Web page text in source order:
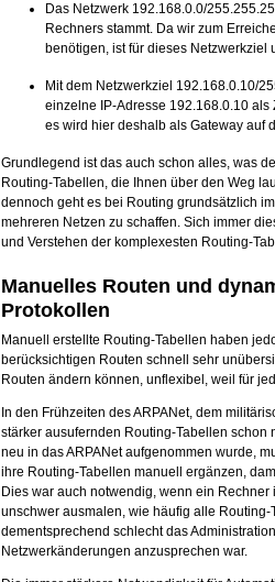
Das Netzwerk 192.168.0.0/
Rechners stammt. Da wir zum
benötigen, ist für dieses Netzwerkziel
Mit dem Netzwerkziel 192.168.0.10/
einzelne IP-Adresse 192.168.0.10
es wird hier deshalb als Gateway auf
Grundlegend ist das auch schon alles, was
Routing-Tabellen, die Ihnen über den Weg
dennoch geht es bei Routing grundsätzlich
mehreren Netzen zu schaffen. Sich immer
und Verstehen der komplexesten Routing-
Manuelles Routen und
Protokollen
Manuell erstellte Routing-Tabellen haben
berücksichtigen Routen schnell sehr
Routen ändern können, unflexibel, weil für
In den Frühzeiten des ARPANet, dem
stärker ausufernden Routing-Tabellen
neu in das ARPANet aufgenommen wurde,
ihre Routing-Tabellen manuell ergänzen,
Dies war auch notwendig, wenn ein
unschwer ausmalen, wie häufig alle
dementsprechend schlecht das
Netzwerkänderungen anzusprechen war.